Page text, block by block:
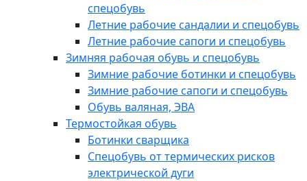
спецобувь
Летние рабочие сандалии и спецобувь
Летние рабочие сапоги и спецобувь
Зимняя рабочая обувь и спецобувь
Зимние рабочие ботинки и спецобувь
Зимние рабочие сапоги и спецобувь
Обувь валяная, ЭВА
Термостойкая обувь
Ботинки сварщика
Спецобувь от термических рисков
электрической дуги